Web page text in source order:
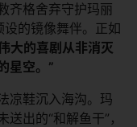
齐格舍弃守护玛丽
的镜像舞伴。正如
大的喜剧从非消灭
星空。”​
凉鞋沉入海沟。玛
出的“和解鱼干”，